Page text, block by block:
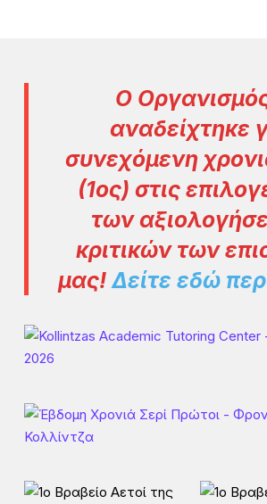
Ο
αναδείχτηκε
συνεχόμενη
(1ος) στις
των
κριτικών των
μας!Δείτε εδώ